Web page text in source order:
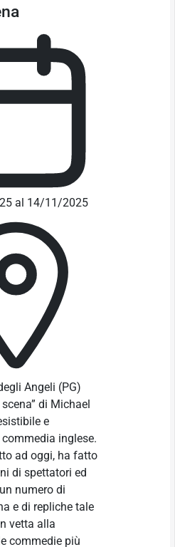
al 14/11/2025
Angeli (PG)
di Michael
e
inglese.
ad oggi, ha fatto
di spettatori ed
numero di
e di repliche tale
vetta alla
commedie più